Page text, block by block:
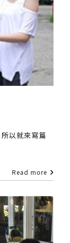
以就來寫篇
Read more